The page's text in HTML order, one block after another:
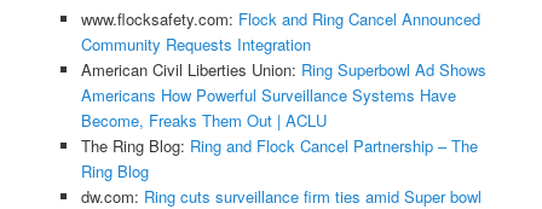
www.flocksafety.com: Flock and Ring Cancel Announced
Community Requests Integration
American Civil Liberties Union: Ring Superbowl Ad Shows
Americans How Powerful Surveillance Systems Have
Become, Freaks Them Out | ACLU
The Ring Blog: Ring and Flock Cancel Partnership – The
Ring Blog
dw.com: Ring cuts surveillance firm ties amid Super bowl